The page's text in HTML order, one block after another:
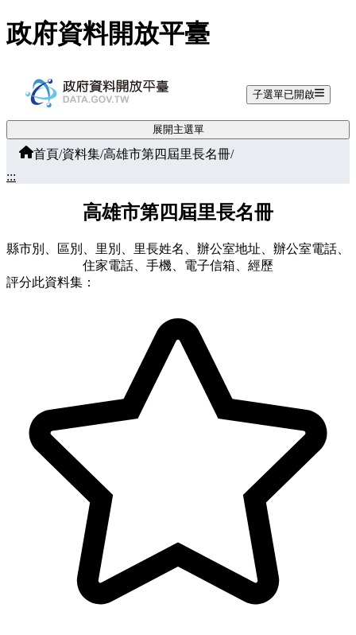
跳至主要內容
政府資料開放平臺
子選單已開啟
展開主選單
首頁/資料集/高雄市第四屆里長名冊/
:::
高雄市第四屆里長名冊
縣市別、區別、里別、里長姓名、辦公室地址、辦公室電話、
住家電話、手機、電子信箱、經歷
評分此資料集：